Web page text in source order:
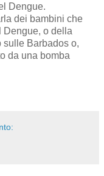
Dengue.
dei bambini che
Dengue, o della
sulle Barbados o,
da una bomba